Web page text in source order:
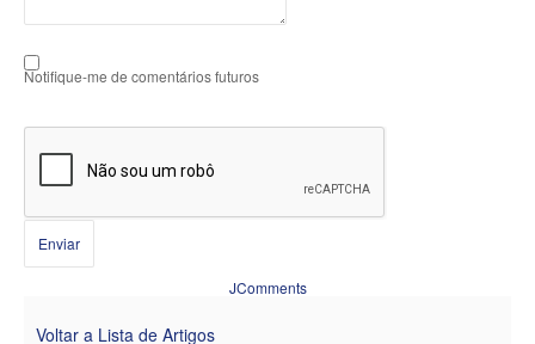
Notifique-me de comentários futuros
Enviar
JComments
Voltar a Lista de Artigos